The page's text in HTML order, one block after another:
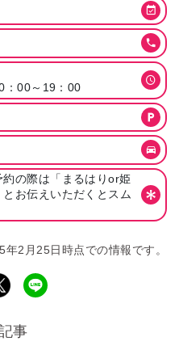
：00～19：00
の際は「まるはりor姫
お伝えいただくとスム
年2月25日時点での情報です。
事